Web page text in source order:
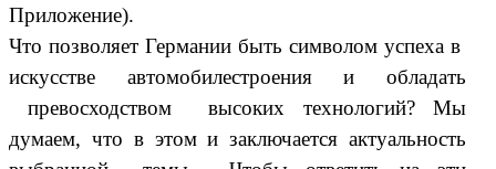
Приложение).
Что позволяет Германии быть символом успеха в
искусстве автомобилестроенияи обладать
превосходством высоких технологий?Мы
думаем, что в этом и заключается актуальность